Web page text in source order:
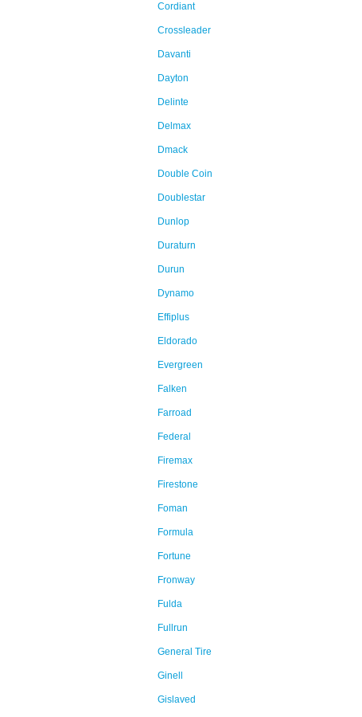
Cordiant
Crossleader
Davanti
Dayton
Delinte
Delmax
Dmack
Double Coin
Doublestar
Dunlop
Duraturn
Durun
Dynamo
Effiplus
Eldorado
Evergreen
Falken
Farroad
Federal
Firemax
Firestone
Foman
Formula
Fortune
Fronway
Fulda
Fullrun
General Tire
Ginell
Gislaved